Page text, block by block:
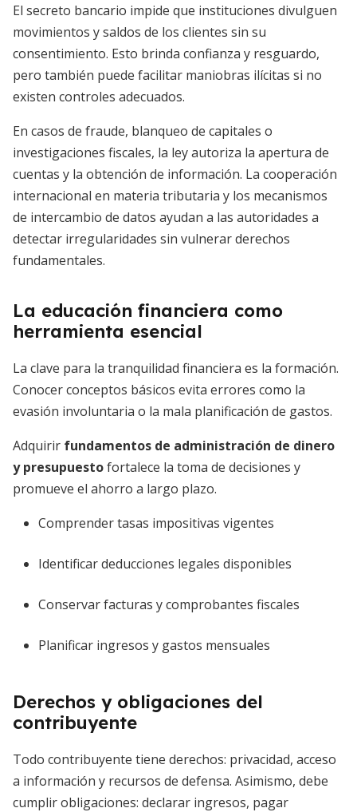
El secreto bancario impide que instituciones divulguen
movimientos y saldos de los clientes sin su
consentimiento. Esto brinda confianza y resguardo,
pero también puede facilitar maniobras ilícitas si no
existen controles adecuados.
En casos de fraude, blanqueo de capitales o
investigaciones fiscales, la ley autoriza la apertura de
cuentas y la obtención de información. La cooperación
internacional en materia tributaria y los mecanismos
de intercambio de datos ayudan a las autoridades a
detectar irregularidades sin vulnerar derechos
fundamentales.
La educación financiera como
herramienta esencial
La clave para la tranquilidad financiera es la formación.
Conocer conceptos básicos evita errores como la
evasión involuntaria o la mala planificación de gastos.
Adquirir fundamentos de administración de dinero
y presupuestofortalece la toma de decisiones y
promueve el ahorro a largo plazo.
Comprender tasas impositivas vigentes
Identificar deducciones legales disponibles
Conservar facturas y comprobantes fiscales
Planificar ingresos y gastos mensuales
Derechos y obligaciones del
contribuyente
Todo contribuyente tiene derechos: privacidad, acceso
a información y recursos de defensa. Asimismo, debe
cumplir obligaciones: declarar ingresos, pagar